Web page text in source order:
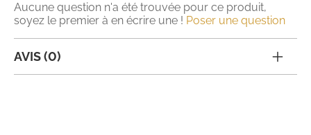
Aucune question n'a été trouvée pour ce produit,
soyez le premier à en écrire une ! Poser une question
AVIS (0)